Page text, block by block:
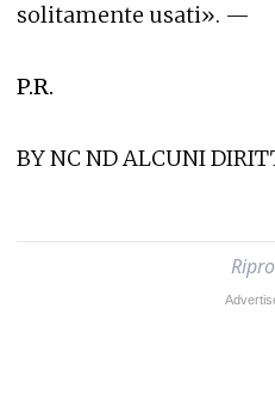
solitamente usati». —
P.R.
BY NC ND ALCUNI